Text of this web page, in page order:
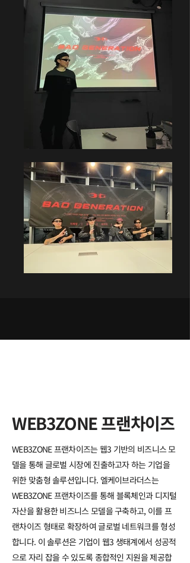
WEB3ZONE 프랜차이즈​
WEB3ZONE 프랜차이즈는 웹3 기반의 비즈니스 모
델을 통해 글로벌 시장에 진출하고자 하는 기업을
위한 맞춤형 솔루션입니다. 엘케이브라더스는
WEB3ZONE 프랜차이즈를 통해 블록체인과 디지털
자산을 활용한비즈니스 모델을 구축하고, 이를 프
랜차이즈 형태로 확장하여 글로벌 네트워크를 형성
합니다. 이 솔루션은 기업이 웹3 생태계에서 성공적
으로 자리 잡을 수 있도록 종합적인 지원을 제공합